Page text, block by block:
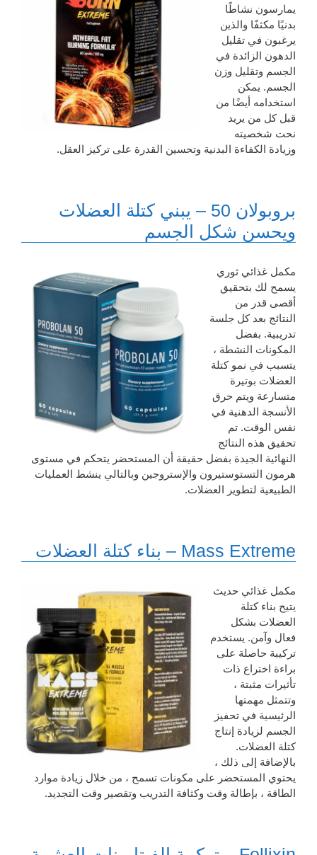
يمارسون نشاطًا
بدنيًا مكثفًا والذين
يرغبون في تقليل
الدهون الزائدة في
الجسم وتقليل وزن
الجسم. يمكن
استخدامه أيضًا من
قبل كل من يريد
نحت شخصيته
وزيادة الكفاءة البدنية وتحسين القدرة على تركيز العقل.
بروبولان 50 – يبني كتلة العضلات
ويحسن شكل الجسم
مكمل غذائي ثوري
يسمح لك بتحقيق
أقصى قدر من
النتائج بعد كل جلسة
تدريبية. بفضل
المكونات النشطة ،
يتسبب في نمو كتلة
العضلات بوتيرة
متسارعة ويتم حرق
الأنسجة الدهنية في
نفس الوقت. تم
تحقيق هذه النتائج
النهائية الجيدة بفضل حقيقة أن المستحضر يتحكم في مستوى
هرمون التستوستيرون والإستروجين وبالتالي ينشط العمليات
الطبيعية لتطوير العضلات.
Mass Extreme – بناء كتلة العضلات
مكمل غذائي حديث
يتيح بناء كتلة
العضلات بشكل
فعال وآمن. يستخدم
تركيبة حاصلة على
براءة اختراع ذات
تأثيرات مثبتة ،
وتتمثل مهمتها
الرئيسية في تحفيز
الجسم لزيادة إنتاج
كتلة العضلات.
بالإضافة إلى ذلك ،
يحتوي المستحضر على مكونات تسمح ، من خلال زيادة موارد
الطاقة ، بإطالة وقت وكثافة التدريب وتقصير وقت التجديد.